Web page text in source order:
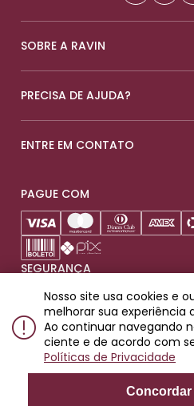
SOBRE A RAVIN
PRECISA DE AJUDA?
ENTRE EM CONTATO
PAGUE COM
SEGURANÇA
Produtos destinados para
10.722.506/
Nosso site usa cookies e
melhorar sua experiência
Ao continuar navegando
ciente e de acordo com
Políticas de Privacidade
Concordar